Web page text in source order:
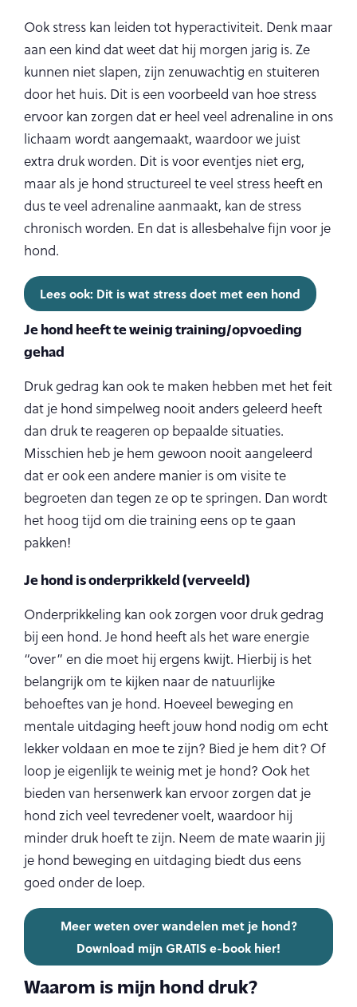
Ook stress kan leiden tot hyperactiviteit. Denk maar
aan een kind dat weet dat hij morgen jarig is. Ze
kunnen niet slapen, zijn zenuwachtig en stuiteren
door het huis. Dit is een voorbeeld van hoe stress
ervoor kan zorgen dat er heel veel adrenaline in ons
lichaam wordt aangemaakt, waardoor we juist
extra druk worden. Dit is voor eventjes niet erg,
maar als je hond structureel te veel stress heeft en
dus te veel adrenaline aanmaakt, kan de stress
chronisch worden. En dat is allesbehalve fijn voor je
hond.
Lees ook: Dit is wat stress doet met een hond
Je hond heeft te weinig training/opvoeding
gehad
Druk gedrag kan ook te maken hebben met het feit
dat je hond simpelweg nooit anders geleerd heeft
dan druk te reageren op bepaalde situaties.
Misschien heb je hem gewoon nooit aangeleerd
dat er ook een andere manier is om visite te
begroeten dan tegen ze op te springen. Dan wordt
het hoog tijd om die training eens op te gaan
pakken!
Je hond is onderprikkeld (verveeld)
Onderprikkeling kan ook zorgen voor druk gedrag
bij een hond. Je hond heeft als het ware energie
“over” en die moet hij ergens kwijt. Hierbij is het
belangrijk om te kijken naar de natuurlijke
behoeftes van je hond. Hoeveel beweging en
mentale uitdaging heeft jouw hond nodig om echt
lekker voldaan en moe te zijn? Bied je hem dit? Of
loop je eigenlijk te weinig met je hond? Ook het
bieden van hersenwerk kan ervoor zorgen dat je
hond zich veel tevredener voelt, waardoor hij
minder druk hoeft te zijn. Neem de mate waarin jij
je hond beweging en uitdaging biedt dus eens
goed onder de loep.
Meer weten over wandelen met je hond?
Download mijn GRATIS e-book hier!
Waarom is mijn hond druk?